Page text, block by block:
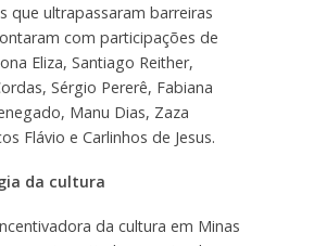
que ultrapassaram barreiras
com participações de
Eliza, Santiago Reither,
Sérgio Pererê, Fabiana
Manu Dias, Zaza
Flávio e Carlinhos de Jesus.
da cultura
da cultura em Minas